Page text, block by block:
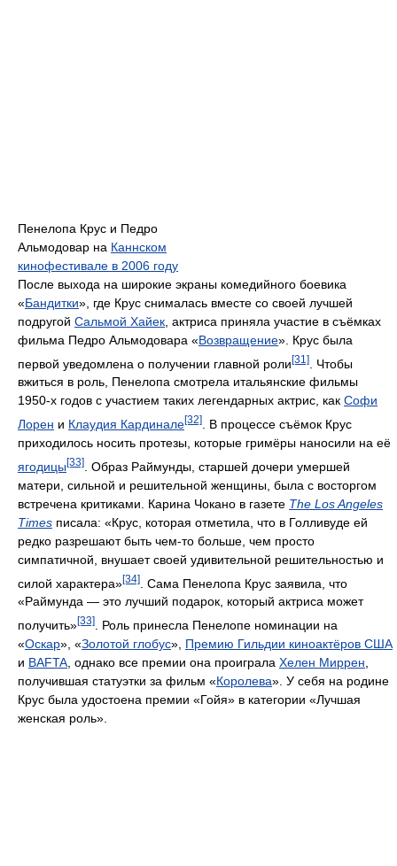
Пенелопа Крус и Педро
Альмодовар на Каннском
кинофестивале в 2006 году
После выхода на широкие экраны комедийного боевика
«Бандитки», где Крус снималась вместе со своей лучшей
подругой Сальмой Хайек , актриса приняла участие в съёмках
фильма Педро Альмодовара «Возвращение». Крус была
первой уведомлена о получении главной роли[31]
. Чтобы
вжиться в роль, Пенелопа смотрела итальянские фильмы
1950-х годов с участием таких легендарных актрис, как Софи
Лорен и Клаудия Кардинале[32]
. В процессе съёмок Крус
приходилось носить протезы, которые гримёры наносили на её
ягодицы[33]
. Образ Раймунды, старшей дочери умершей
матери, сильной и решительной женщины, была с восторгом
встречена критиками. Карина Чокано в газете The Los Angeles
Times писала: «Крус, которая отметила, что в Голливуде ей
редко разрешают быть чем-то больше, чем просто
симпатичной, внушает своей удивительной решительностью и
силой характера»[34]
. Сама Пенелопа Крус заявила, что
«Раймунда — это лучший подарок, который актриса может
получить»[33]
. Роль принесла Пенелопе номинации на
«Оскар», «Золотой глобус», Премию Гильдии киноактёров США
и BAFTA , однако все премии она проиграла Хелен Миррен
получившая статуэтки за фильм «Королева». У себя на родине
Крус была удостоена премии «Гойя» в категории «Лучшая
женская роль».